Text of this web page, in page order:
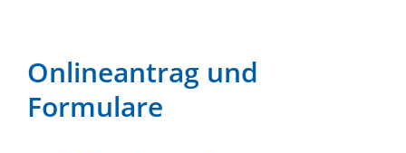
Onlineantrag und
Formulare